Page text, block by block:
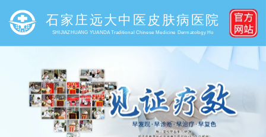
石家庄远大中医皮肤病医院
SHIJIAZHUANG YUANDA Traditional Chinese Medicine Dermatology Ho